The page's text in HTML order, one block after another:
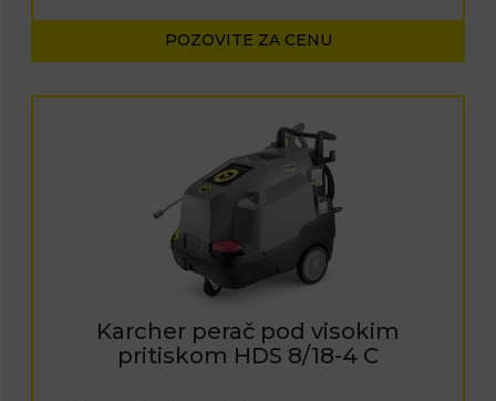
POZOVITE ZA CENU
Karcher perač pod visokim
pritiskom HDS 8/18-4 C